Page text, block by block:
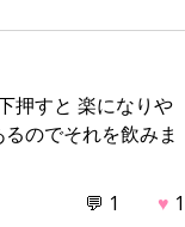
押すと 楽になりや
のでそれを飲みま
💬 1 ♥ 1